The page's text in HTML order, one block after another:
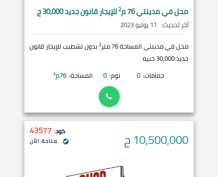
محل فيمدينتي76 م 2للإيجار قانون جديد 30,000 ج
آخر تحديث: 11 يوليو 2023
محل في مدينتي المساحة 76 متر
2 بدون تشطيب للإيجار قانون
جديد 30,000 جنيه
حمامات: 0 نوم: 0 المساحة: 76م²
10,500,000ج كود: 43577
متاحة الآن